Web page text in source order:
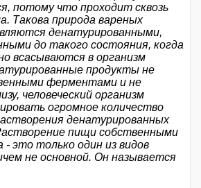
потому что проходит сквозь
Такова природа вареных
денатурированными,
до такого состояния, когда
всасываются в организм
продукты не
ферментами и не
человеческий организм
огромное количество
денатурированных
пищи собственными
- это только один из видов
не основной. Он называется